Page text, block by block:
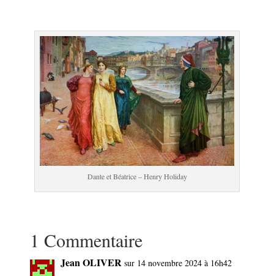
Dante et Béatrice – Henry Holiday
1 Commentaire
Jean OLIVER sur 14 novembre 2024 à 16h42